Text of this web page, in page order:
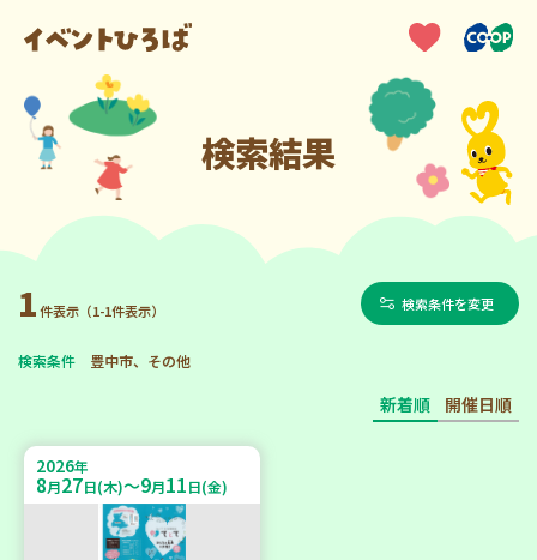
検索結果
1件表示（1-1件表示） 検索条件を変更
検索条件 豊中市、その他
新着順 開催日順
2026年
8月27日(木)～9月11日(金)